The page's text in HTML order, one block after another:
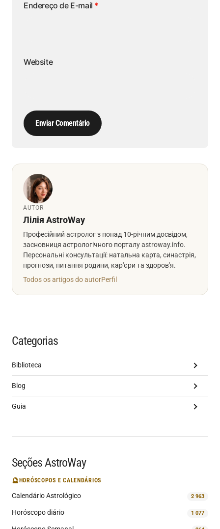
Endereço de E-mail *
Website
Enviar Comentário
AUTOR
Лілія AstroWay
Професійний астролог з понад 10-річним досвідом,
засновниця астрологічного порталу astroway.info.
Персональні консультації: натальна карта, синастрія,
прогнози, питання родини, кар'єри та здоров'я.
Todos os artigos do autorPerfil
Categorias
Biblioteca
Blog
Guia
Seções AstroWay
🔮HORÓSCOPOS E CALENDÁRIOS
Calendário Astrológico 2 963
Horóscopo diário 1 077